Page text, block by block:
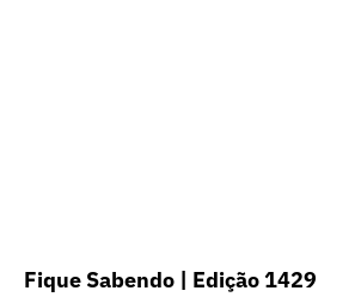
Fique Sabendo | Edição 1429